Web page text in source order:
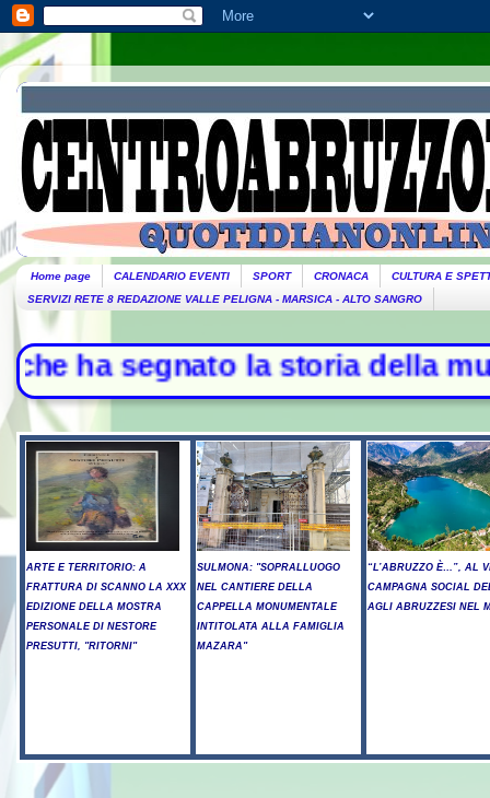
Home page CALENDARIO EVENTI SPORT CRONACA
CULTURA E
SERVIZI RETE 8 REDAZIONE VALLE PELIGNA - MARSICA - ALTO SANGRO
la storia della musica -
ARTE E TERRITORIO: A
FRATTURA DI SCANNO LA XXX
EDIZIONE DELLA MOSTRA
PERSONALE DI NESTORE
PRESUTTI, "RITORNI"
SULMONA: "SOPRALLUOGO
NEL CANTIERE DELLA
CAPPELLA MONUMENTALE
INTITOLATA ALLA FAMIGLIA
MAZARA"
“L’ABRUZZO È…”, AL
CAMPAGNA SOCIAL
AGLI ABRUZZESI NEL